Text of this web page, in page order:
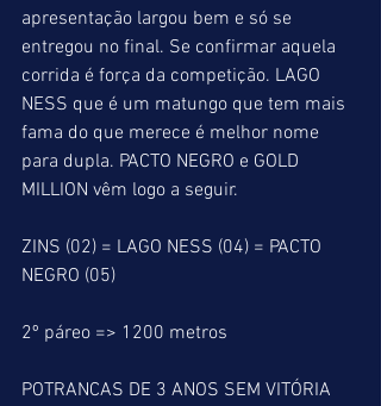
apresentação largou bem e só se
entregou no final. Se confirmar aquela
corrida é força da competição. LAGO
NESS que é um matungo que tem mais
fama do que merece é melhor nome
para dupla. PACTO NEGRO e GOLD
MILLION vêm logo a seguir.
ZINS (02) = LAGO NESS (04) = PACTO
NEGRO (05)
2º páreo => 1200 metros
POTRANCAS DE 3 ANOS SEM VITÓRIA